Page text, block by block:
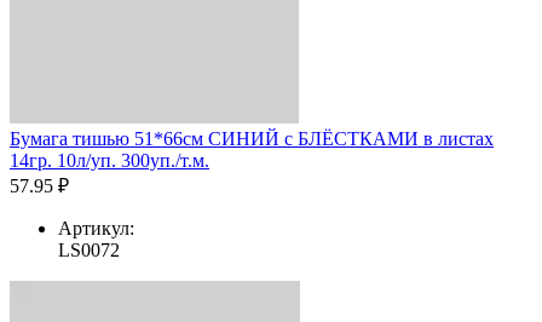
Бумага тишью 51*66см СИНИЙ с БЛЁСТКАМИ в листах
14гр. 10л/уп. 300уп./т.м.
57.95 ₽
Артикул:
LS0072